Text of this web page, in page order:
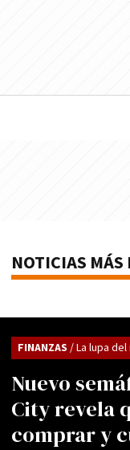
NOTICIAS MÁS
Nuevo
City revela
comprar y
FINANZAS / La lupa